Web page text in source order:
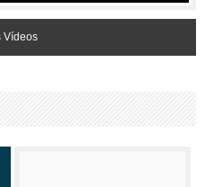
Vídeos